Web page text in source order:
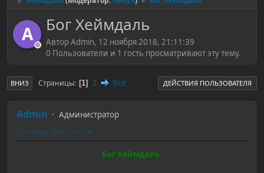
A Бог Хеймдаль
Автор Admin, 12 ноября 2018, 21:11:39
0 Пользователи и 1 гость просматривают эту тему.
ВНИЗ Страницы 1 2 Все ДЕЙСТВИЯ ПОЛЬЗОВАТЕЛЯ
Admin Администратор
12 ноября 2018, 21:11:39
Бог Хеймдаль.